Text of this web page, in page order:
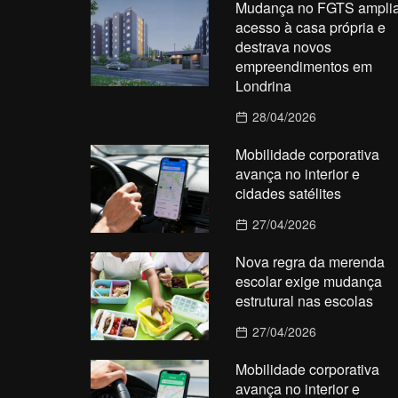
Mudança no FGTS
acesso à casa própria e
destrava novos
empreendimentos em
Londrina
28/04/2026
Mobilidade corporativa
avança no interior e
cidades satélites
27/04/2026
Nova regra da merenda
escolar exige mudança
estrutural nas escolas
27/04/2026
Mobilidade corporativa
avança no interior e